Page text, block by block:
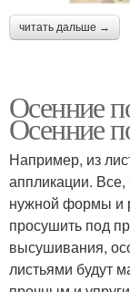
читать дальше →
Осенние
Осенние
Например, из
аппликации. Все,
нужной формы и
просушить под
высушивания,
листьями будут